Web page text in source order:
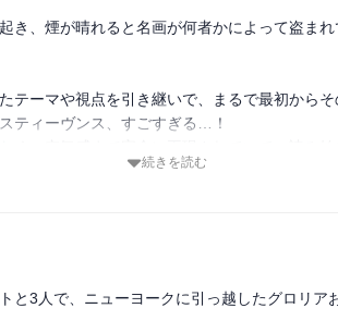
き、煙が晴れると名画が何者かによって盗ま
テーマや視点を引き継いで、まるで最初から
ティーヴンス、すごすぎる…！
ˋ*)‬♡
いポイント✧*｡
…どうやら比喩を覚えた様子。
て、説明までしてくれてすごい！(*’ω’ﾉﾉﾞ☆ﾊﾟﾁﾊ
（ダジャレ）がうますぎて最高d('∀'*)
特徴は、引き続き今作でも見られて嬉しい‪(*ˊ ˋ*)‬
続きを読む
と3人で、ニューヨークに引っ越したグロリア